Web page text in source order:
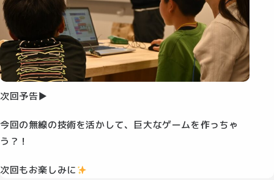
次回予告▶
今回の無線の技術を活かして、巨大なゲームを作っちゃ
う？！
次回もお楽しみに